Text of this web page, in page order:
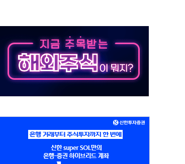
'
STOXX 600 지수는 나흘 연속 최고치